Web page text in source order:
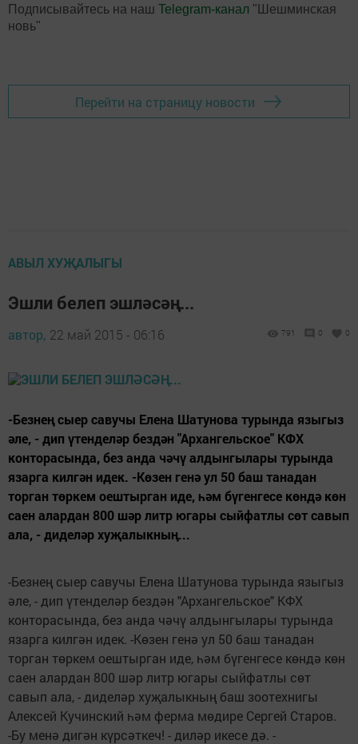
Подписывайтесь на наш Telegram-канал "Шешминская
новь"
Перейти на страницу новости
АВЫЛ ХУҖАЛЫГЫ
Эшли белеп эшләсәң...
автор, 22 май 2015 - 06:16 791 0 0
-Безнең сыер савучы Елена Шатунова турында языгыз
әле, - дип үтенделәр бездән "Архангельское" КФХ
конторасында, без анда чәчү алдынгылары турында
язарга килгән идек. -Көзен генә ул 50 баш танадан
торган төркем оештырган иде, һәм бүгенгесе көндә көн
саен алардан 800 шәр литр югары сыйфатлы сөт савып
ала, - диделәр хуҗалыкның...
-Безнең сыер савучы Елена Шатунова турында языгыз
әле, - дип үтенделәр бездән "Архангельское" КФХ
конторасында, без анда чәчү алдынгылары турында
язарга килгән идек. -Көзен генә ул 50 баш танадан
торган төркем оештырган иде, һәм бүгенгесе көндә көн
саен алардан 800 шәр литр югары сыйфатлы сөт
савып ала, - диделәр хуҗалыкның баш зоотехнигы
Алексей Кучинский һәм ферма мөдире Сергей Старов.
-Бу менә дигән күрсәткеч! - диләр икесе дә. -